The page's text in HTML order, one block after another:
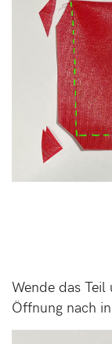
Wende das
Öffnung nach